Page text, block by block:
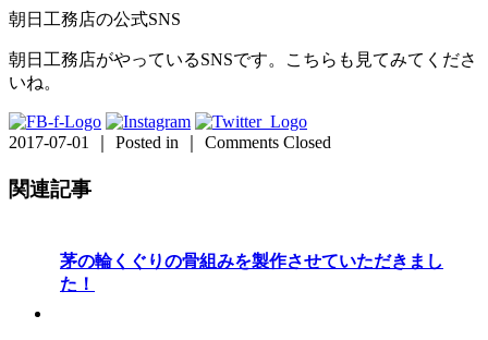
朝日工務店の公式SNS
朝日工務店がやっているSNSです。こちらも見てみてくださ
いね。
2017-07-01 ｜ Posted in ｜ Comments Closed
関連記事
茅の輪くぐりの骨組みを製作させていただきまし
た！